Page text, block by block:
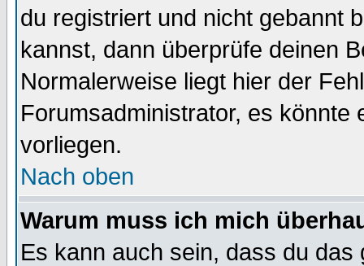
du registriert und nicht gebannt
kannst, dann überprüfe deinen
Normalerweise liegt hier der
Forumsadministrator, es könnte
vorliegen.
Nach oben
Warum muss ich mich
Es kann auch sein, dass du